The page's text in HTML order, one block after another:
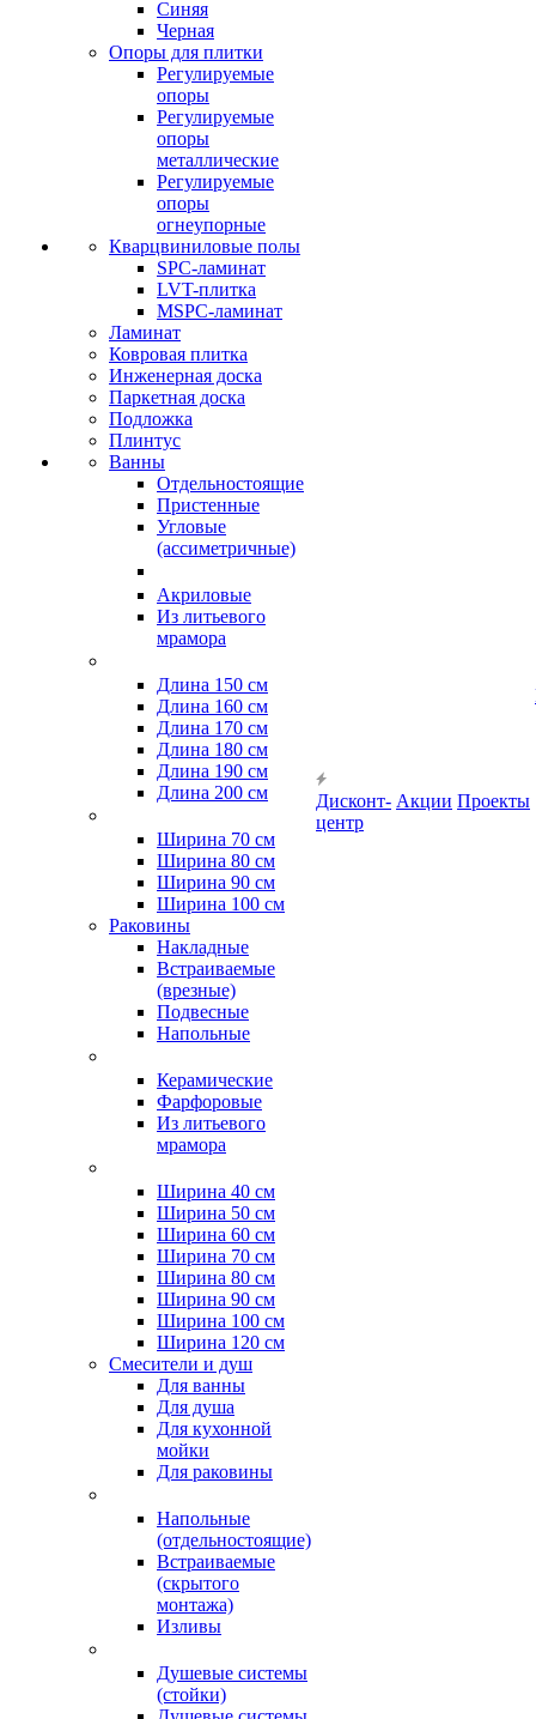
Синяя
Черная
Опоры для плитки
Регулируемые
опоры
Регулируемые
опоры
металлические
Регулируемые
опоры
огнеупорные
Кварцвиниловые полы
SPC-ламинат
LVT-плитка
MSPC-ламинат
Ламинат
Ковровая плитка
Инженерная доска
Паркетная доска
Подложка
Плинтус
Ванны
Отдельностоящие
Пристенные
Угловые
(ассиметричные)
Акриловые
Из литьевого
мрамора
Длина 150 см
Длина 160 см
Длина 170 см
Длина 180 см
Длина 190 см
Длина 200 см
Ширина 70 см
Ширина 80 см
Ширина 90 см
Ширина 100 см
Раковины
Накладные
Встраиваемые
(врезные)
Подвесные
Напольные
Керамические
Фарфоровые
Из литьевого
мрамора
Ширина 40 см
Ширина 50 см
Ширина 60 см
Ширина 70 см
Ширина 80 см
Ширина 90 см
Ширина 100 см
Ширина 120 см
Смесители и душ
Для ванны
Для душа
Для кухонной
мойки
Для раковины
Напольные
(отдельностоящие)
Встраиваемые
(скрытого
монтажа)
Изливы
Душевые системы
(стойки)
Дисконт-
центр
Акции Проекты